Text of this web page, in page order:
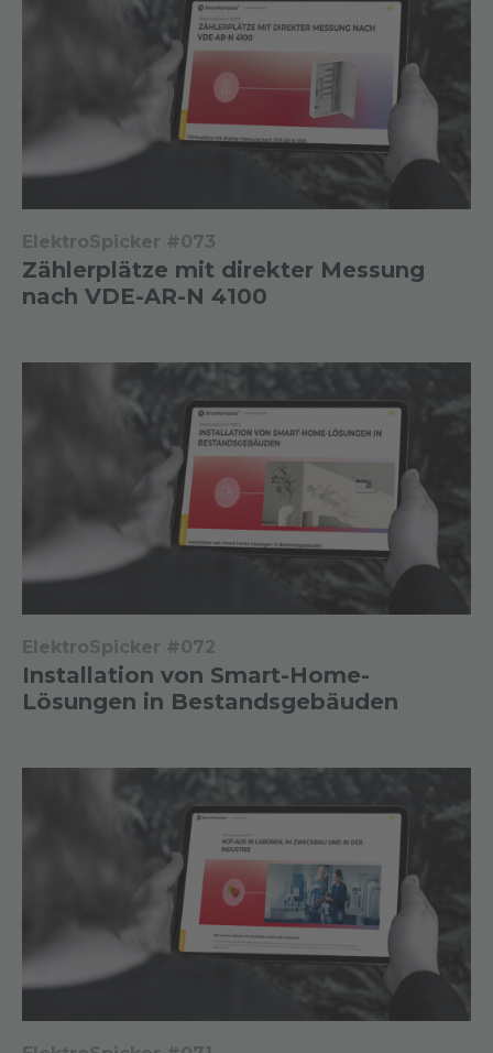
ElektroSpicker #073
Zählerplätze mit direkter Messung
nach VDE-AR-N 4100
ElektroSpicker #072
Installation von Smart-Home-
Lösungen in Bestandsgebäuden